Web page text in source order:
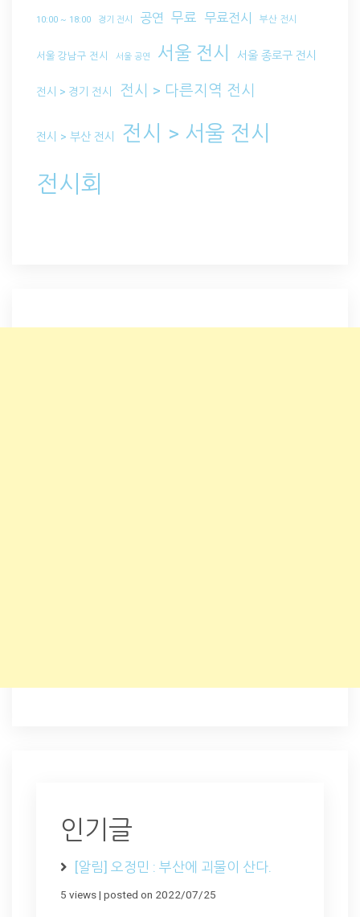
10:00 ~ 18:00 경기 전시 공연 무료 무료전시 부산 전시
서울 강남구 전시 서울 공연 서울 전시 서울 종로구 전시
전시 > 경기 전시 전시 > 다른지역 전시
전시 > 부산 전시 전시 > 서울 전시
전시회
인기글
[알림] 오정민 : 부산에 괴물이 산다.
5 views| posted on 2022/07/25